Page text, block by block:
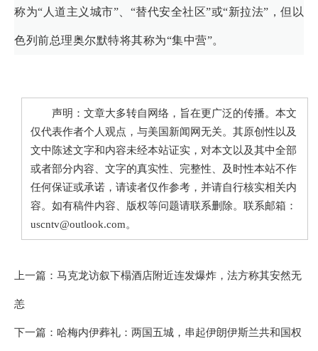
称为“人道主义城市”、“替代安全社区”或“新拉法”，但以
色列前总理奥尔默特将其称为“集中营”。
声明：文章大多转自网络，旨在更广泛的传播。本文
仅代表作者个人观点，与美国新闻网无关。其原创性以及
文中陈述文字和内容未经本站证实，对本文以及其中全部
或者部分内容、文字的真实性、完整性、及时性本站不作
任何保证或承诺，请读者仅作参考，并请自行核实相关内
容。如有稿件内容、版权等问题请联系删除。联系邮箱：
uscntv@outlook.com。
上一篇： 马克龙访叙下榻酒店附近连发爆炸，法方称其安然无
恙
下一篇： 哈梅内伊葬礼：两国五城，串起伊朗伊斯兰共和国权